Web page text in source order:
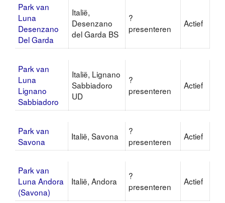
Park van
Luna
Desenzano
Del Garda
Italië,
Desenzano
del Garda BS
?
presenteren
Actief
Park van
Luna
Lignano
Sabbiadoro
Italië, Lignano
Sabbiadoro
UD
?
presenteren
Actief
Park van
Savona
Italië, Savona
?
presenteren
Actief
Park van
Luna Andora
(Savona)
Italië, Andora
?
presenteren
Actief